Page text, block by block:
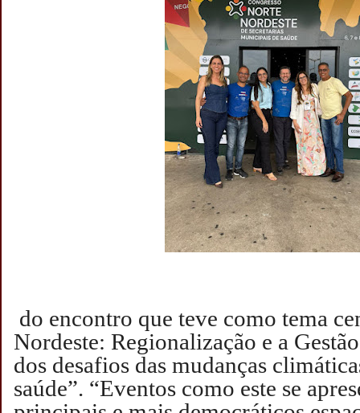
do encontro que teve como tema
Nordeste: Regionalização e a
dos desafios das mudanças
saúde”. “Eventos como este se